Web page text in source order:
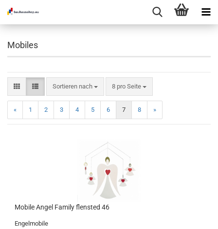
Mobiles
Sortieren nach
Sortieren nach 8 pro Seite
pro Seite
« 1 2 3 4 5 6 7 8 »
Mobile Angel Family flensted 46
Engelmobile